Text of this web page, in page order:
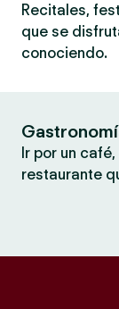
Recitales,
que se
conociendo.
Ir por un
restaurante